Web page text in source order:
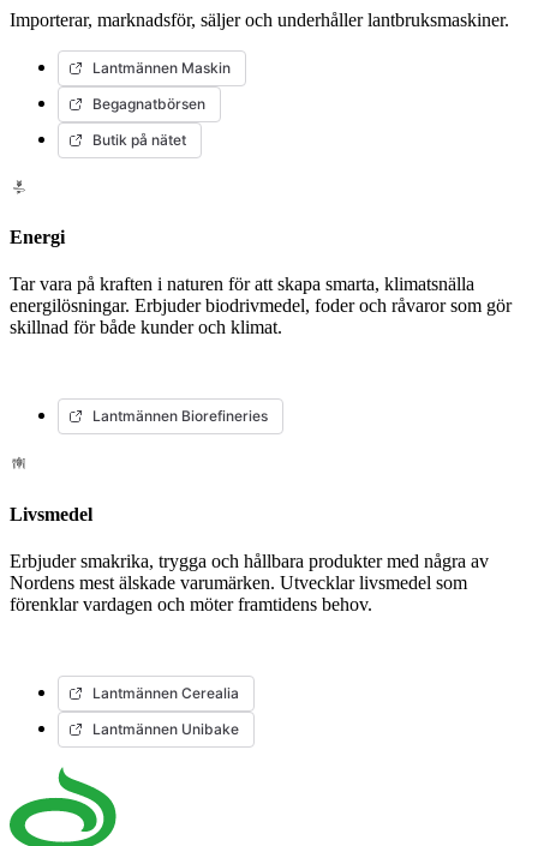
Importerar, marknadsför, säljer och underhåller lantbruksmaskiner.
Lantmännen Maskin
Begagnatbörsen
Butik på nätet
Energi
Tar vara på kraften i naturen för att skapa smarta, klimatsnälla
energilösningar. Erbjuder biodrivmedel, foder och råvaror som gör
skillnad för både kunder och klimat.
Lantmännen Biorefineries
Livsmedel
Erbjuder smakrika, trygga och hållbara produkter med några av
Nordens mest älskade varumärken. Utvecklar livsmedel som
förenklar vardagen och möter framtidens behov.
Lantmännen Cerealia
Lantmännen Unibake